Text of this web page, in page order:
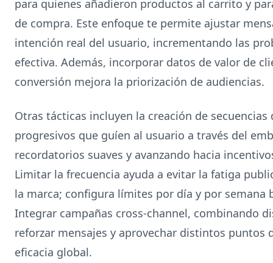
para quienes añadieron productos al carrito y
de compra. Este enfoque te permite ajustar
intención real del usuario, incrementando las
efectiva. Además, incorporar datos de valor de
conversión mejora la priorización de audiencias.
Otras tácticas incluyen la creación de
progresivos que guíen al usuario a través del
recordatorios suaves y avanzando hacia
Limitar la frecuencia ayuda a evitar la fatiga
la marca; configura límites por día y por semana
Integrar campañas cross-channel, combinando
reforzar mensajes y aprovechar distintos puntos
eficacia global.